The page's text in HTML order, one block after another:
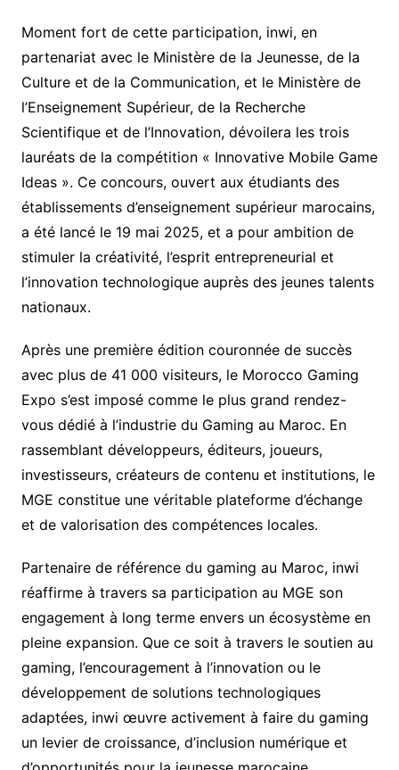
Moment fort de cette participation, inwi, en
partenariat avec le Ministère de la Jeunesse, de la
Culture et de la Communication, et le Ministère de
l’Enseignement Supérieur, de la Recherche
Scientifique et de l’Innovation, dévoilera les trois
lauréats de la compétition « Innovative Mobile Game
Ideas ». Ce concours, ouvert aux étudiants des
établissements d’enseignement supérieur marocains,
a été lancé le 19 mai 2025, et a pour ambition de
stimuler la créativité, l’esprit entrepreneurial et
l’innovation technologique auprès des jeunes talents
nationaux.
Après une première édition couronnée de succès
avec plus de 41 000 visiteurs, le Morocco Gaming
Expo s’est imposé comme le plus grand rendez-
vous dédié à l’industrie du Gaming au Maroc. En
rassemblant développeurs, éditeurs, joueurs,
investisseurs, créateurs de contenu et institutions, le
MGE constitue une véritable plateforme d’échange
et de valorisation des compétences locales.
Partenaire de référence du gaming au Maroc, inwi
réaffirme à travers sa participation au MGE son
engagement à long terme envers un écosystème en
pleine expansion. Que ce soit à travers le soutien au
gaming, l’encouragement à l’innovation ou le
développement de solutions technologiques
adaptées, inwi œuvre activement à faire du gaming
un levier de croissance, d’inclusion numérique et